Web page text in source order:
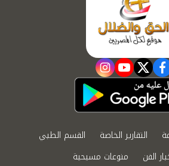
facebook
twitter
youtube
instagram
التقارير الخاصة
القسم الطبي
الفن
منوعات مسيحية